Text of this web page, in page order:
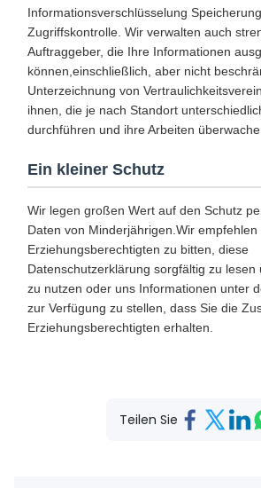
Informationsverschlüsselung
Zugriffskontrolle. Wir verwalten auch
Auftraggeber, die Ihre Informationen
können,einschließlich, aber nicht
Unterzeichnung von
ihnen, die je nach Standort
durchführen und ihre Arbeiten
Ein kleiner Schutz
Wir legen großen Wert auf den Schutz
Daten von Minderjährigen.Wir
Erziehungsberechtigten zu bitten, diese
Datenschutzerklärung sorgfältig zu lesen
zu nutzen oder uns Informationen unter
zur Verfügung zu stellen, dass Sie die
Erziehungsberechtigten erhalten.
Teilen Sie